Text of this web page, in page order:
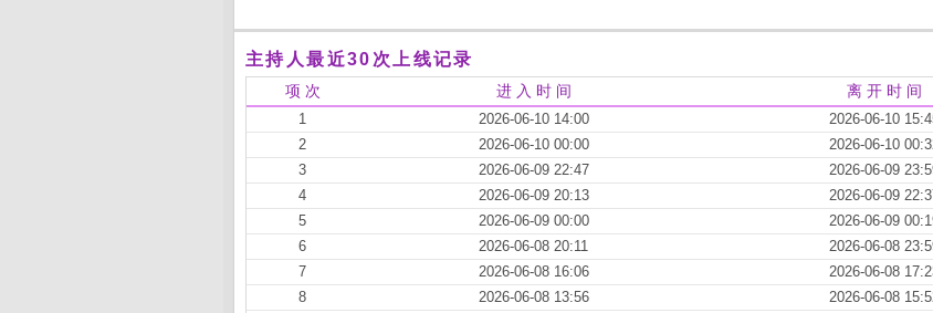
主持人最近30次上线记录
项 次 进 入 时 间 离 开 时 间
1 2026-06-10 14:00 2026-06-10
2
2026-06-10 00:00 2026-06-10
3
2026-06-09 22:47 2026-06-09
4
2026-06-09 20:13 2026-06-09
5
2026-06-09 00:00 2026-06-09
6
2026-06-08 20:11 2026-06-08
7
2026-06-08 16:06 2026-06-08
8
2026-06-08 13:56 2026-06-08